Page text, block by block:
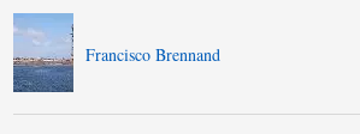
Francisco Brennand